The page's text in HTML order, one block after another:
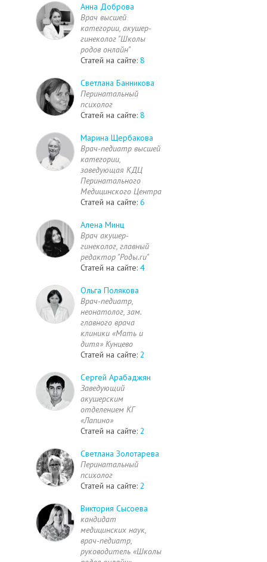
Анна Доброва
Врач высшей
категории, акушер-
гинеколог "Школы
родов онлайн"
Статей на сайте: 8
Светлана Банникова
Перинатальный
психолог
Статей на сайте: 8
Марина Щербакова
Врач-педиатр высшей
категории,
заведующая КДЦ
Перинатального
Медицинского Центра
Статей на сайте: 6
Алена Минц
Врач акушер-
гинеколог, главный
редактор "Роды.ru"
Статей на сайте: 4
Ольга Полякова
Врач-педиатр,
неонатолог, зам.
главного врача
клиники «Мать и
дитя» Кунцево
Статей на сайте: 2
Сергей Арабаджян
Заведующий
акушерским
отделением КГ
«Лапино»
Статей на сайте: 2
Светлана Золотарева
Перинатальный
психолог
Статей на сайте: 2
Виктория Сысоева
кандидат
медицинских наук,
врач-педиатр,
руководитель «Школы